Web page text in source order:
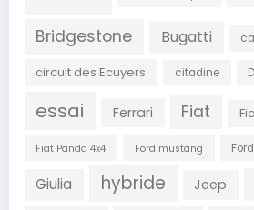
Bridgestone Bugatti
circuit des Ecuyers citadine
essai Ferrari Fiat
Fiat Panda 4x4 Ford mustang
Giulia hybride Jeep